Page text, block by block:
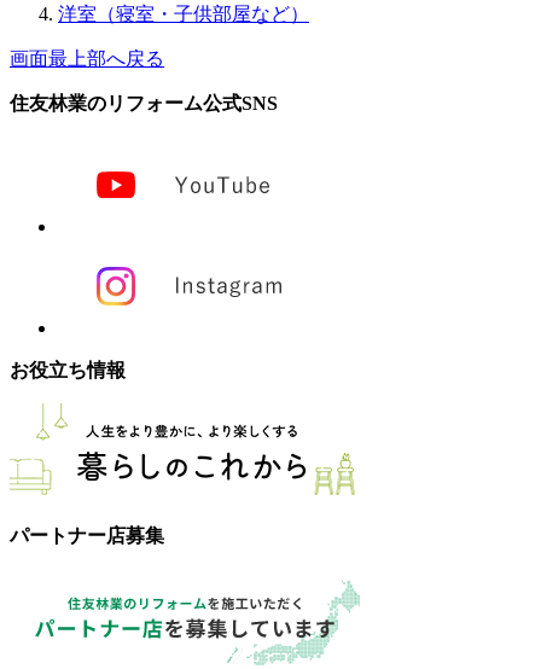
洋室（寝室・子供部屋など）
画面最上部へ戻る
住友林業のリフォーム公式SNS
お役立ち情報
パートナー店募集